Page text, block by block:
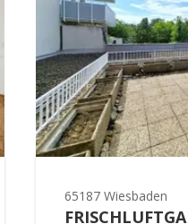
65187 Wiesbaden